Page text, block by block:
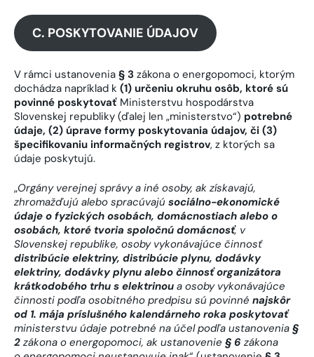
C. POSKYTOVANIE ÚDAJOV
V rámci ustanovenia § 3 zákona o energopomoci, ktorým
dochádza napríklad k (1) určeniu okruhu osôb, ktoré sú
povinné poskytovať Ministerstvu hospodárstva
Slovenskej republiky (ďalej len „ministerstvo“) potrebné
údaje, (2) úprave formy poskytovania údajov, či (3)
špecifikovaniu informačných registrov, z ktorých sa
údaje poskytujú.
„Orgány verejnej správy a iné osoby, ak získavajú,
zhromažďujú alebo spracúvajú sociálno-ekonomické
údaje o fyzických osobách, domácnostiach alebo o
osobách, ktoré tvoria spoločnú domácnosť, v
Slovenskej republike, osoby vykonávajúce činnosť
distribúcie elektriny, distribúcie plynu, dodávky
elektriny, dodávky plynu alebo činnosť organizátora
krátkodobého trhu s elektrinou a osoby vykonávajúce
činnosti podľa osobitného predpisu sú povinné najskôr
od 1. mája príslušného kalendárneho roka poskytovať
ministerstvu údaje potrebné na účel podľa ustanovenia §
2 zákona o energopomoci, ak ustanovenie § 6 zákona